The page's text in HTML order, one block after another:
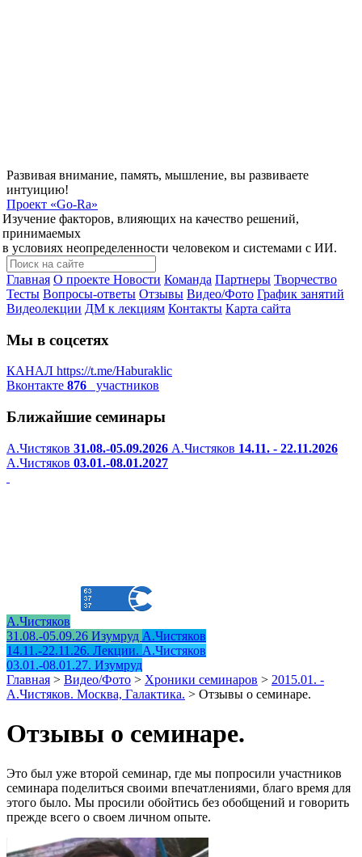
Развивая внимание, память, мышление, вы развиваете
интуицию!
Проект «Go-Ra»
Изучение факторов, влияющих на качество решений,
принимаемых
в условиях неопределенности человеком и системами с ИИ.
Главная О проекте Новости Команда Партнеры Творчество
Тесты Вопросы-ответы Отзывы Видео/Фото График занятий
Видеолекции ДМ к лекциям Контакты Карта сайта
Мы в соцсетях
КАНАЛ https://t.me/Haburaklic
Вконтакте 876 участников
Ближайшие семинары
А.Чистяков 31.08.-05.09.2026 А.Чистяков 14.11. - 22.11.2026
А.Чистяков 03.01.-08.01.2027
А.Чистяков
31.08.-05.09.26 Изумруд А.Чистяков
14.11.-22.11.26. Лекции. А.Чистяков
03.01.-08.01.27. Изумруд
Главная > Видео/Фото > Хроники семинаров > 2015.01. -
А.Чистяков. Москва, Галактика. > Отзывы о семинаре.
Отзывы о семинаре.
Это был уже второй семинар, где мы попросили участников
семинара поделиться своими впечатлениями, благо время для
этого было. Мы просили обойтись без обобщений и говорить
прежде всего о своем личном опыте.